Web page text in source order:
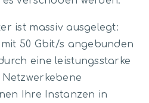
ist massiv ausgelegt:
50 Gbit/s angebunden
eine leistungsstarke
Ihre Instanzen in